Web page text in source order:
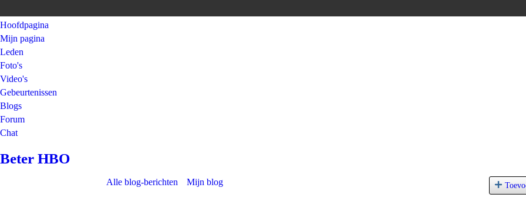
Hoofdpagina
Mijn pagina
Leden
Foto's
Video's
Gebeurtenissen
Blogs
Forum
Chat
Beter HBO
Alle blog-berichten Mijn blog